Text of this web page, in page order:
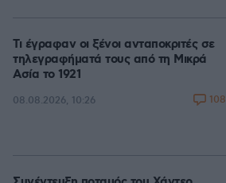
Τι έγραφαν οι ξένοι ανταποκριτές σε
τηλεγραφήματά τους από τη Μικρά
Ασία το 1921
08.08.2026, 10:26 108